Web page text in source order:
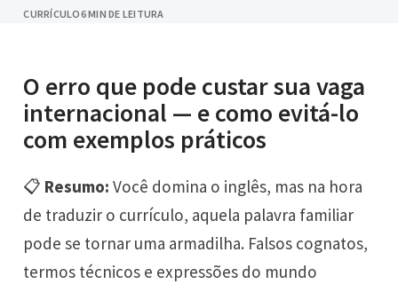
CURRÍCULO6 MIN DE LEITURA
O erro que pode custar sua vaga
internacional — e como evitá-lo
com exemplos práticos
📋 Resumo: Você domina o inglês, mas na hora
de traduzir o currículo, aquela palavra familiar
pode se tornar uma armadilha. Falsos cognatos,
termos técnicos e expressões do mundo